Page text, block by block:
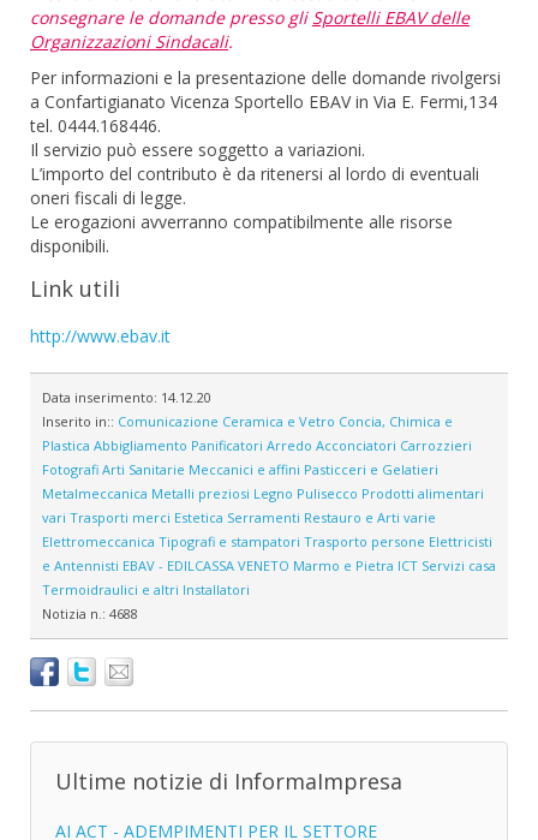
consegnare le domande presso gli Sportelli EBAV delle
Organizzazioni Sindacali.
Per informazioni e la presentazione delle domande rivolgersi
a Confartigianato Vicenza Sportello EBAV in Via E. Fermi,134
tel. 0444.168446.
Il servizio può essere soggetto a variazioni.
L’importo del contributo è da ritenersi al lordo di eventuali
oneri fiscali di legge.
Le erogazioni avverranno compatibilmente alle risorse
disponibili.
Link utili
http://www.ebav.it
Data inserimento: 14.12.20
Inserito in:: Comunicazione Ceramica e Vetro Concia, Chimica e
Plastica Abbigliamento Panificatori Arredo Acconciatori Carrozzieri
Fotografi Arti Sanitarie Meccanici e affini Pasticceri e Gelatieri
Metalmeccanica Metalli preziosi Legno Pulisecco Prodotti alimentari
vari Trasporti merci Estetica Serramenti Restauro e Arti varie
Elettromeccanica Tipografi e stampatori Trasporto persone Elettricisti
e Antennisti EBAV - EDILCASSA VENETO Marmo e Pietra ICT Servizi casa
Termoidraulici e altri Installatori
Notizia n.: 4688
Ultime notizie di InformaImpresa
AI ACT - ADEMPIMENTI PER IL SETTORE